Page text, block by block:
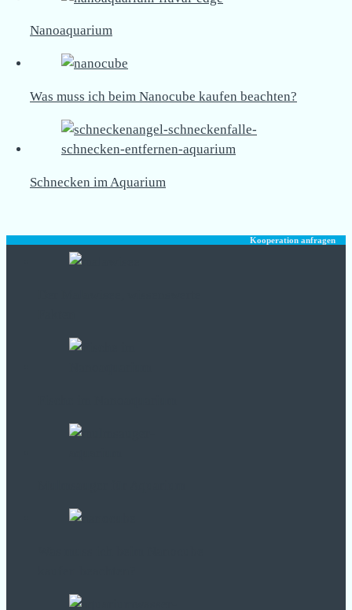
Nanoaquarium
Was muss ich beim Nanocube kaufen beachten?
Schnecken im Aquarium
Kooperation anfragen